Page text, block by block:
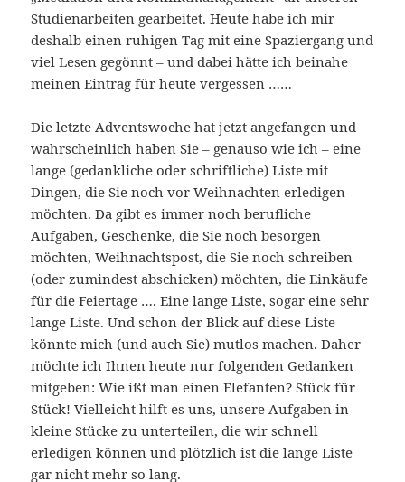
Studienarbeiten gearbeitet. Heute habe ich mir
deshalb einen ruhigen Tag mit eine Spaziergang und
viel Lesen gegönnt – und dabei hätte ich beinahe
meinen Eintrag für heute vergessen ……
Die letzte Adventswoche hat jetzt angefangen und
wahrscheinlich haben Sie – genauso wie ich – eine
lange (gedankliche oder schriftliche) Liste mit
Dingen, die Sie noch vor Weihnachten erledigen
möchten. Da gibt es immer noch berufliche
Aufgaben, Geschenke, die Sie noch besorgen
möchten, Weihnachtspost, die Sie noch schreiben
(oder zumindest abschicken) möchten, die Einkäufe
für die Feiertage …. Eine lange Liste, sogar eine sehr
lange Liste. Und schon der Blick auf diese Liste
könnte mich (und auch Sie) mutlos machen. Daher
möchte ich Ihnen heute nur folgenden Gedanken
mitgeben: Wie ißt man einen Elefanten? Stück für
Stück! Vielleicht hilft es uns, unsere Aufgaben in
kleine Stücke zu unterteilen, die wir schnell
erledigen können und plötzlich ist die lange Liste
gar nicht mehr so lang.